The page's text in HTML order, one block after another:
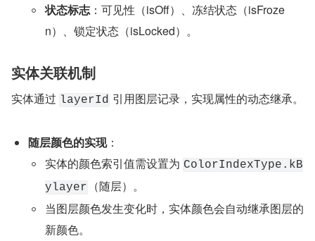
状态标志：可见性（isOff）、冻结状态（isFroze
n）、锁定状态（isLocked）。
实体关联机制
实体通过 layerId 引用图层记录，实现属性的动态继承。
随层颜色的实现：
实体的颜色索引值需设置为 ColorIndexType.kB
ylayer
（随层）。
当图层颜色发生变化时，实体颜色会自动继承图层的
新颜色。